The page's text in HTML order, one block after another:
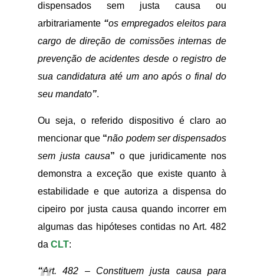
dispensados sem justa causa ou
arbitrariamente “os empregados eleitos para
cargo de direção de comissões internas de
prevenção de acidentes desde o registro de
sua candidatura até um ano após o final do
seu mandato”.
Ou seja, o referido dispositivo é claro ao
mencionar que “não podem ser dispensados
sem justa causa” o que juridicamente nos
demonstra a exceção que existe quanto à
estabilidade e que autoriza a dispensa do
cipeiro por justa causa quando incorrer em
algumas das hipóteses contidas no Art. 482
da CLT:
“Art. 482 – Constituem justa causa para